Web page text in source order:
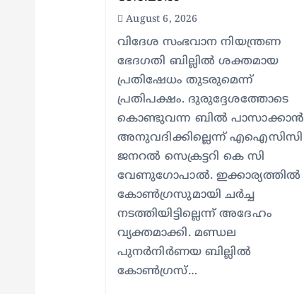
August 6, 2026
വിദേശ സംഭവാന നിയന്ത്രണ
ഭേദഗതി ബില്ലിൽ ശക്തമായ
പ്രതിഷേധം തുടരുമെന്ന്
പ്രതിപക്ഷം. ദുരുദ്ദേശത്തോടെ
കൊണ്ടുവന്ന ബിൽ പാസാക്കാൻ
അനുവദിക്കില്ലെന്ന് എഐസിസി
ജനറൽ സെക്രട്ടറി കെ സി
വേണുഗോപാൽ. ഇക്കാര്യത്തിൽ
കോൺഗ്രസുമായി ചർച്ച
നടത്തിയിട്ടില്ലെന്ന് അദേഹം
വ്യക്തമാക്കി. മണ്ഡല
പുനർനിർണയ ബില്ലിൽ
കോൺഗ്രസ്…